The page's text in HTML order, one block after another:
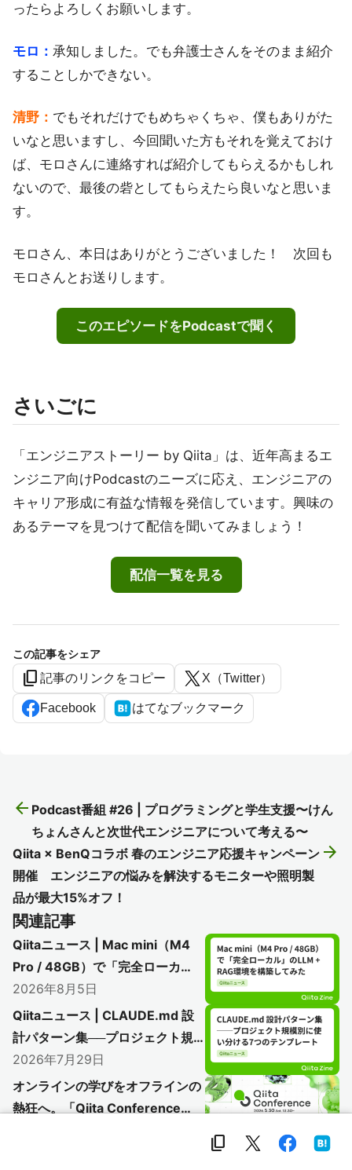
ったらよろしくお願いします。
モロ： 承知しました。でも弁護士さんをそのまま紹介
することしかできない。
清野： でもそれだけでもめちゃくちゃ、僕もありがた
いなと思いますし、今回聞いた方もそれを覚えておけ
ば、モロさんに連絡すれば紹介してもらえるかもしれ
ないので、最後の砦としてもらえたら良いなと思いま
す。
モロさん、本日はありがとうございました！ 次回も
モロさんとお送りします。
このエピソードをPodcastで聞く
さいごに
「エンジニアストーリー by Qiita」は、近年高まるエ
ンジニア向けPodcastのニーズに応え、エンジニアの
キャリア形成に有益な情報を発信しています。興味の
あるテーマを見つけて配信を聞いてみましょう！
配信一覧を見る
この記事をシェア
content_copy 記事のリンクをコピー X（Twitter）
Facebook はてなブックマーク
arrow_back Podcast番組 #26 | プログラミングと学生支援〜けん
ちょんさんと次世代エンジニアについて考える〜
arrow_forward
Qiita × BenQコラボ 春のエンジニア応援キャンペーン
開催 エンジニアの悩みを解決するモニターや照明製
品が最大15%オフ！
content_copy
関連記事
Qiitaニュース | Mac mini（M4
Pro / 48GB）で「完全ローカ
ル」のLLM + RAG環境を構築し
てみた
2026年8月5日
Qiitaニュース | CLAUDE.md 設
計パターン集──プロジェクト規
模別に使い分ける7つのテンプレ
ート
2026年7月29日
オンラインの学びをオフラインの
熱狂へ。「Qiita Conference